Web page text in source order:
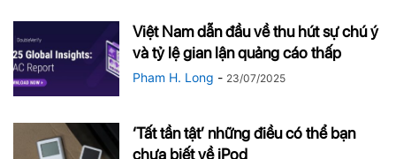
Việt Nam dẫn đầu về thu hút sự chú ý
và tỷ lệ gian lận quảng cáo thấp
Pham H. Long - 23/07/2025
‘Tất tần tật’ những điều có thể bạn
chưa biết về iPod